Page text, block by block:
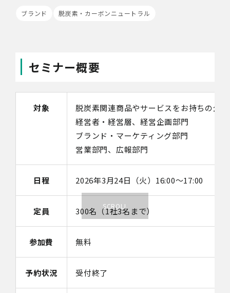
ブランド 脱炭素・カーボンニュートラル
セミナー概要
対象
脱炭素関連商品やサービスをお持ちの企
経営者・経営層、経営企画部門
ブランド・マーケティング部門
営業部門、広報部門
日程 2026年3月24日（火）16:00～17:00
定員 300名（1社3名まで）
参加費 無料
予約状況 受付終了